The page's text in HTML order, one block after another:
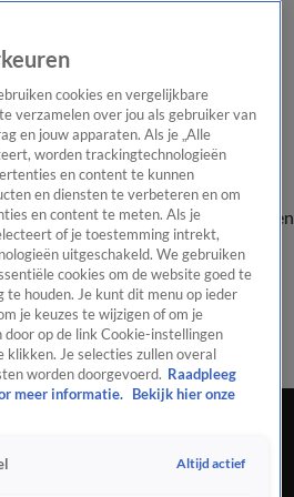
Uitzendingen Onze gezichten
In de
vragenKijkersvraag insturen
De OranjezomerShopUitzending
met speeltje lopen: ‘Die
tas gehaald!’
cookies en vergelijkbare
verzamelen over jou als gebruiker van
en jouw apparaten. Als je „Alle
worden trackingtechnologieën
en content te kunnen
en diensten te verbeteren en om
en content te meten. Als je
of je toestemming intrekt,
uitgeschakeld. We gebruiken
cookies om de website goed te
te houden. Je kunt dit menu op ieder
je keuzes te wijzigen of om je
op de link Cookie-instellingen
klikken. Je selecties zullen overal
worden doorgevoerd. Raadpleeg
meer informatie.
Bekijk hier onze
Altijd actief